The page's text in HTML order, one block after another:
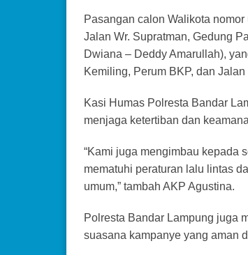
Pasangan calon Walikota
Jalan Wr. Supratman, Gedung
Dwiana – Deddy Amarullah),
Kemiling, Perum BKP, dan
Kasi Humas Polresta Bandar
menjaga ketertiban dan
“Kami juga mengimbau kepada
mematuhi peraturan lalu lintas
umum,” tambah AKP Agustina.
Polresta Bandar Lampung juga
suasana kampanye yang aman